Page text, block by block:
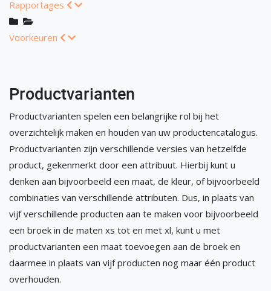
Rapportages
Voorkeuren
Productvarianten
Productvarianten spelen een belangrijke rol bij het
overzichtelijk maken en houden van uw productencatalogus.
Productvarianten zijn verschillende versies van hetzelfde
product, gekenmerkt door een attribuut. Hierbij kunt u
denken aan bijvoorbeeld een maat, de kleur, of bijvoorbeeld
combinaties van verschillende attributen. Dus, in plaats van
vijf verschillende producten aan te maken voor bijvoorbeeld
een broek in de maten xs tot en met xl, kunt u met
productvarianten een maat toevoegen aan de broek en
daarmee in plaats van vijf producten nog maar één product
overhouden.